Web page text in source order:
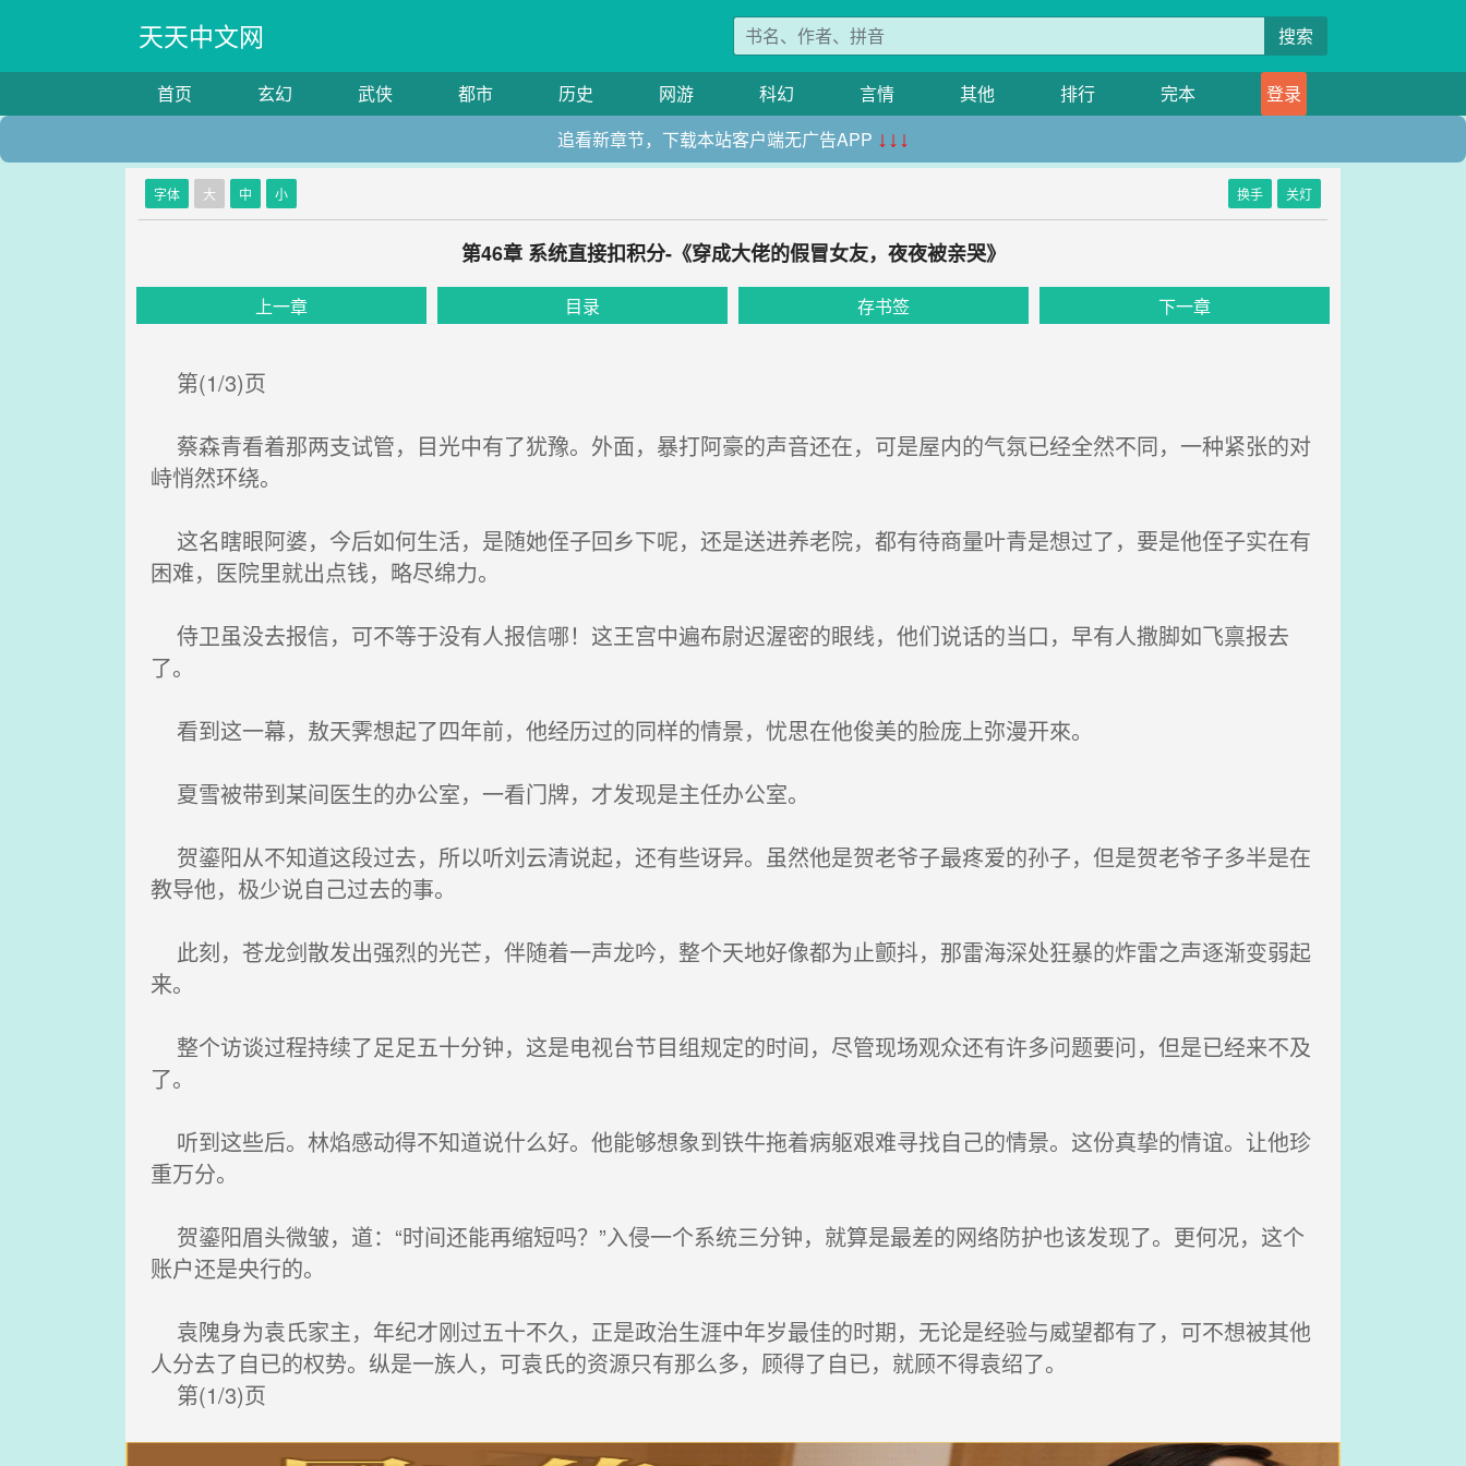
天天中文网 搜索
首页 玄幻 武侠 都市 历史 网游 科幻 言情 其他 排行 完本
登录
追看新章节，下载本站客户端无广告APP ↓↓↓
字体 大 中 小 换手 关灯
第46章 系统直接扣积分-《穿成大佬的假冒女友，夜夜被亲哭》
上一章 目录 存书签 下一章
第(1/3)页
蔡森青看着那两支试管，目光中有了犹豫。外面，暴打阿豪的声音还在，可是屋内的气氛已经全然不同，一种紧张的对
峙悄然环绕。
这名瞎眼阿婆，今后如何生活，是随她侄子回乡下呢，还是送进养老院，都有待商量叶青是想过了，要是他侄子实在有
困难，医院里就出点钱，略尽绵力。
侍卫虽没去报信，可不等于没有人报信哪！这王宫中遍布尉迟渥密的眼线，他们说话的当口，早有人撒脚如飞禀报去
了。
看到这一幕，敖天霁想起了四年前，他经历过的同样的情景，忧思在他俊美的脸庞上弥漫开來。
夏雪被带到某间医生的办公室，一看门牌，才发现是主任办公室。
贺鎏阳从不知道这段过去，所以听刘云清说起，还有些讶异。虽然他是贺老爷子最疼爱的孙子，但是贺老爷子多半是在
教导他，极少说自己过去的事。
此刻，苍龙剑散发出强烈的光芒，伴随着一声龙吟，整个天地好像都为止颤抖，那雷海深处狂暴的炸雷之声逐渐变弱起
来。
整个访谈过程持续了足足五十分钟，这是电视台节目组规定的时间，尽管现场观众还有许多问题要问，但是已经来不及
了。
听到这些后。林焰感动得不知道说什么好。他能够想象到铁牛拖着病躯艰难寻找自己的情景。这份真挚的情谊。让他珍
重万分。
贺鎏阳眉头微皱，道：“时间还能再缩短吗？”入侵一个系统三分钟，就算是最差的网络防护也该发现了。更何况，这个
账户还是央行的。
袁隗身为袁氏家主，年纪才刚过五十不久，正是政治生涯中年岁最佳的时期，无论是经验与威望都有了，可不想被其他
人分去了自已的权势。纵是一族人，可袁氏的资源只有那么多，顾得了自已，就顾不得袁绍了。
第(1/3)页